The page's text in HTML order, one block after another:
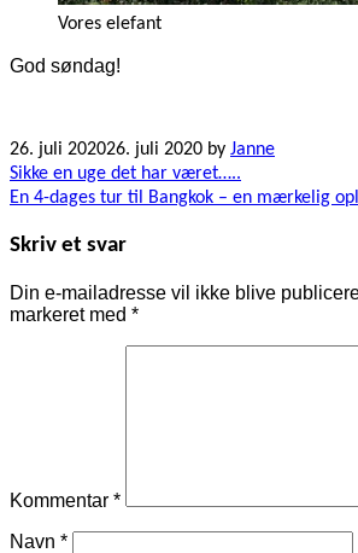
Vores elefant
God søndag!
26. juli 202026. juli 2020 by Janne
Indlægsnavigation
Sikke en uge det har været…..
En 4-dages tur til Bangkok – en mærkelig
Skriv et svar
Din e-mailadresse vil ikke blive
markeret med *
Kommentar *
Navn *